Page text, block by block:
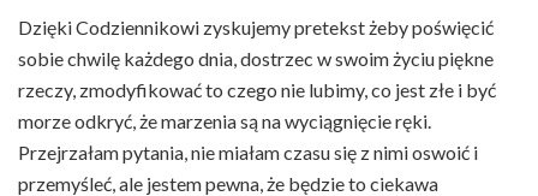
Dzięki Codziennikowi zyskujemy pretekst żeby poświęcić
sobie chwilę każdego dnia, dostrzec w swoim życiu piękne
rzeczy, zmodyfikować to czego nie lubimy, co jest złe i być
morze odkryć, że marzenia są na wyciągnięcie ręki.
Przejrzałam pytania, nie miałam czasu się z nimi oswoić i
przemyśleć, ale jestem pewna, że będzie to ciekawa